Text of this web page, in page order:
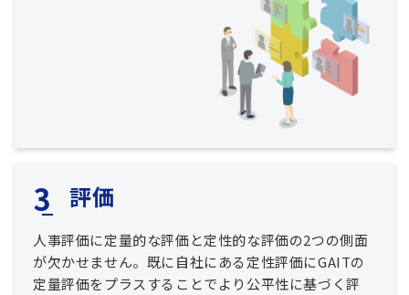
評価
人事評価に定量的な評価と定性的な評価の2つの側面
が欠かせません。既に自社にある定性評価にGAITの
定量評価をプラスすることでより公平性に基づく評